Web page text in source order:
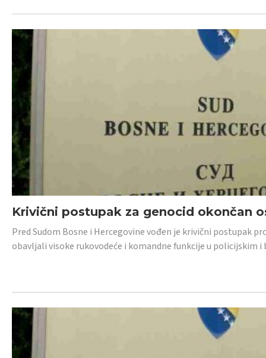
Krivični postupak za genocid okončan
Pred Sudom Bosne i Hercegovine vođen je krivični postupak
obavljali visoke rukovodeće i komandne funkcije u policijskim